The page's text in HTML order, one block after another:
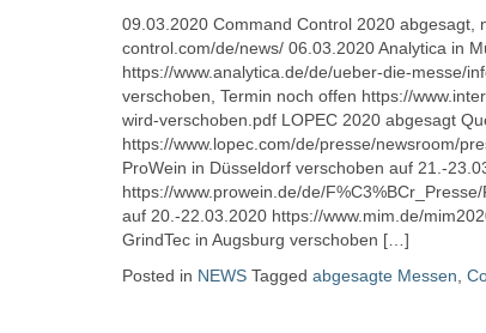
09.03.2020 Command Control 2020 abgesagt,
control.com/de/news/ 06.03.2020 Analytica in
https://www.analytica.de/de/ueber-die-messe/
verschoben, Termin noch offen https://
wird-verschoben.pdf LOPEC 2020 abgesagt
https://www.lopec.com/de/presse/newsroom/
ProWein in Düsseldorf verschoben auf 21.-
https://www.prowein.de/de/
auf 20.-22.03.2020 https://www.mim.de/
GrindTec in Augsburg verschoben […]
Posted in NEWS Tagged abgesagte Messen